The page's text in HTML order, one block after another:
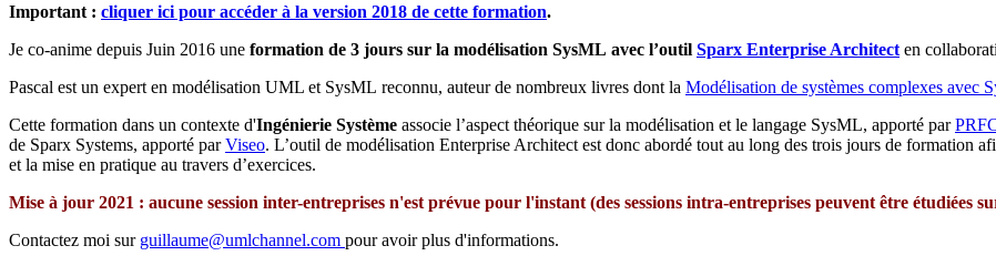
Important : cliquer ici pour accéder à la version 2018 de cette formation.
Je co-anime depuis Juin 2016 une formation de 3 jours sur la modélisation SysML avec l’outil Sparx Enterprise Architect en
Pascal est un expert en modélisation UML et SysML reconnu, auteur de nombreux livres dont la Modélisation de systèmes complexes avec
Cette formation dans un contexte d'Ingénierie Système associe l’aspect théorique sur la modélisation et le langage SysML, apporté par
de Sparx Systems, apporté parViseo. L’outil de modélisation Enterprise Architect est donc abordé tout au long des trois jours de formation
et la mise en pratique au travers d’exercices.
Mise à jour 2021 : aucune session inter-entreprises n'est prévue pour l'instant (des sessions intra-entreprises peuvent être étudiées
Contactez moi sur guillaume@umlchannel.com pour avoir plus d'informations.